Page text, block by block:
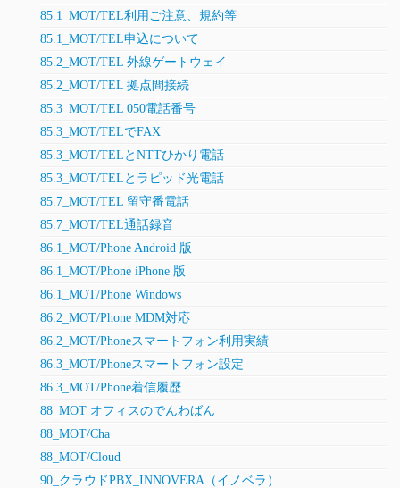
85.1_MOT/TEL利用ご注意、規約等
85.1_MOT/TEL申込について
85.2_MOT/TEL 外線ゲートウェイ
85.2_MOT/TEL 拠点間接続
85.3_MOT/TEL 050電話番号
85.3_MOT/TELでFAX
85.3_MOT/TELとNTTひかり電話
85.3_MOT/TELとラピッド光電話
85.7_MOT/TEL 留守番電話
85.7_MOT/TEL通話録音
86.1_MOT/Phone Android 版
86.1_MOT/Phone iPhone 版
86.1_MOT/Phone Windows
86.2_MOT/Phone MDM対応
86.2_MOT/Phoneスマートフォン利用実績
86.3_MOT/Phoneスマートフォン設定
86.3_MOT/Phone着信履歴
88_MOT オフィスのでんわばん
88_MOT/Cha
88_MOT/Cloud
90_クラウドPBX_INNOVERA（イノベラ）